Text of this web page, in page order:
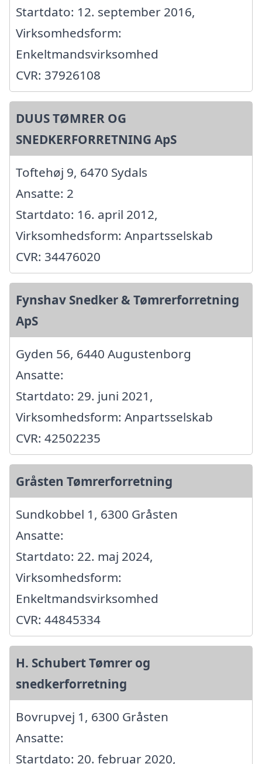
Startdato: 12. september 2016,
Virksomhedsform:
Enkeltmandsvirksomhed
CVR: 37926108
DUUS TØMRER OG
SNEDKERFORRETNING ApS
Toftehøj 9, 6470 Sydals
Ansatte: 2
Startdato: 16. april 2012,
Virksomhedsform: Anpartsselskab
CVR: 34476020
Fynshav Snedker & Tømrerforretning
ApS
Gyden 56, 6440 Augustenborg
Ansatte:
Startdato: 29. juni 2021,
Virksomhedsform: Anpartsselskab
CVR: 42502235
Gråsten Tømrerforretning
Sundkobbel 1, 6300 Gråsten
Ansatte:
Startdato: 22. maj 2024,
Virksomhedsform:
Enkeltmandsvirksomhed
CVR: 44845334
H. Schubert Tømrer og
snedkerforretning
Bovrupvej 1, 6300 Gråsten
Ansatte:
Startdato: 20. februar 2020,